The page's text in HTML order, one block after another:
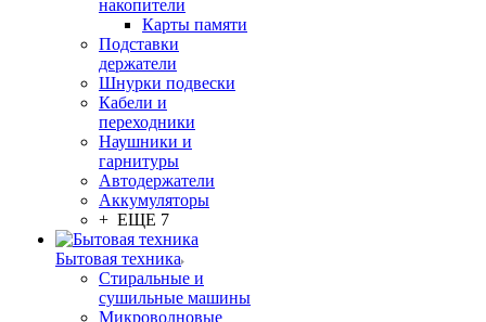
накопители
Карты памяти
Подставки
держатели
Шнурки подвески
Кабели и
переходники
Наушники и
гарнитуры
Автодержатели
Аккумуляторы
+ ЕЩЕ 7
Бытовая техника
Стиральные и
сушильные машины
Микроволновые